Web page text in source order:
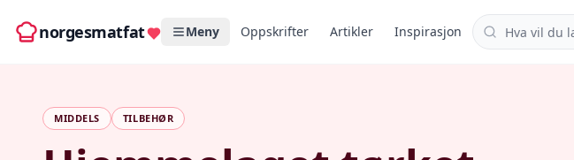
norgesmatfat Meny Oppskrifter Artikler Inspirasjon Søk i oppskrifter
MIDDELS TILBEHØR